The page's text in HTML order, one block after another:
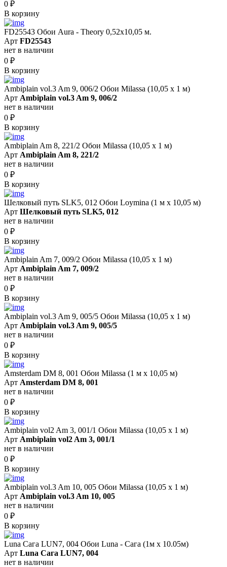
0 ₽
В корзину
FD25543 Обои Aura - Theory 0,52x10,05 м.
Арт FD25543
нет в наличии
0 ₽
В корзину
Ambiplain vol.3 Am 9, 006/2 Обои Milassa (10,05 х 1 м)
Арт Ambiplain vol.3 Am 9, 006/2
нет в наличии
0 ₽
В корзину
Ambiplain Am 8, 221/2 Обои Milassa (10,05 х 1 м)
Арт Ambiplain Am 8, 221/2
нет в наличии
0 ₽
В корзину
Шелковый путь SLK5, 012 Обои Loymina (1 м х 10,05 м)
Арт Шелковый путь SLK5, 012
нет в наличии
0 ₽
В корзину
Ambiplain Am 7, 009/2 Обои Milassa (10,05 х 1 м)
Арт Ambiplain Am 7, 009/2
нет в наличии
0 ₽
В корзину
Ambiplain vol.3 Am 9, 005/5 Обои Milassa (10,05 х 1 м)
Арт Ambiplain vol.3 Am 9, 005/5
нет в наличии
0 ₽
В корзину
Amsterdam DM 8, 001 Обои Milassa (1 м х 10,05 м)
Арт Amsterdam DM 8, 001
нет в наличии
0 ₽
В корзину
Ambiplain vol2 Am 3, 001/1 Обои Milassa (10,05 х 1 м)
Арт Ambiplain vol2 Am 3, 001/1
нет в наличии
0 ₽
В корзину
Ambiplain vol.3 Am 10, 005 Обои Milassa (10,05 х 1 м)
Арт Ambiplain vol.3 Am 10, 005
нет в наличии
0 ₽
В корзину
Luna Сага LUN7, 004 Обои Luna - Сага (1м х 10.05м)
Арт Luna Сага LUN7, 004
нет в наличии